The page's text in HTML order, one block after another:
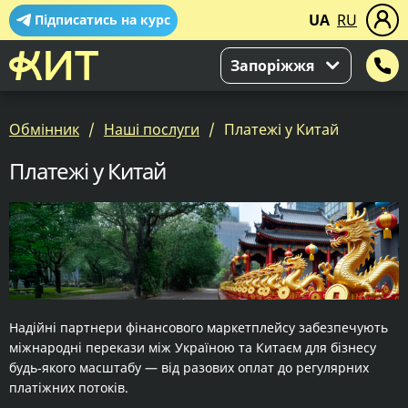
Підписатись на курс UA RU
Запоріжжя
Обмінник Наші послуги Платежі у Китай
Платежі у Китай
Надійні партнери фінансового маркетплейсу забезпечують
міжнародні перекази між Україною та Китаєм для бізнесу
будь‑якого масштабу — від разових оплат до регулярних
платіжних потоків.